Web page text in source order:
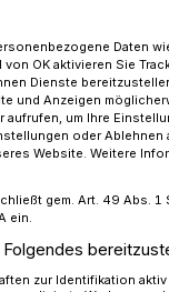
Daten
von OK aktivieren Sie
Dienste
und Anzeigen
um Ihre
oder Ablehnen
Website. Weitere
gem. Art. 49 Abs. 1
ein.
zur Identifikation